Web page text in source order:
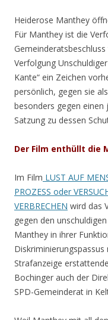
Heiderose Manthey
Für Manthey ist die
Verfolgung
Kante“ ein Zeichen
persönlich, gegen sie
besonders gegen einen
Satzung zu dessen
Der Film enthüllt die
Im Film LUST AUF
PROZESS oder
VERBRECHEN wird das
gegen den
Manthey in ihrer
Strafanzeige
Bochinger auch der
SPD-Gemeinderat in